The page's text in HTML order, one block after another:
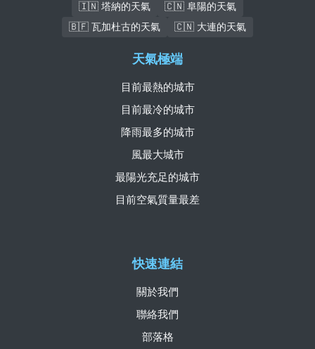
🇮🇳 塔納的天氣
🇨🇳 阜陽的天氣
🇧🇫 瓦加杜古的天氣
🇨🇳 大連的天氣
快速連結
關於我們
聯絡我們
部落格
天氣極端
目前最熱的城市
目前最冷的城市
降雨最多的城市
風最大城市
最陽光充足的城市
目前空氣質量最差